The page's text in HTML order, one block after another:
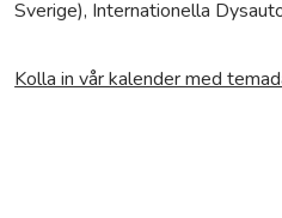
Sverige), Internationella
Kolla in vår kalender med